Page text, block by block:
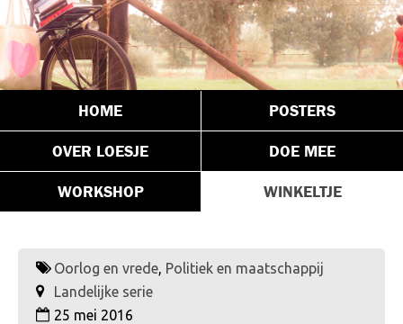
HOME POSTERS
OVER LOESJE DOE MEE
WORKSHOP WINKELTJE
Oorlog en vrede, Politiek en maatschappij
Landelijke serie
25 mei 2016